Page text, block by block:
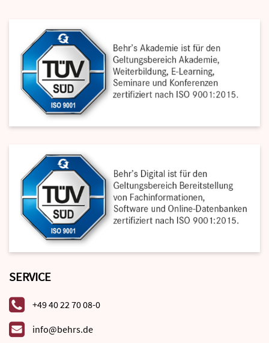
SERVICE
+49 40 22 70 08-0
info@behrs.de